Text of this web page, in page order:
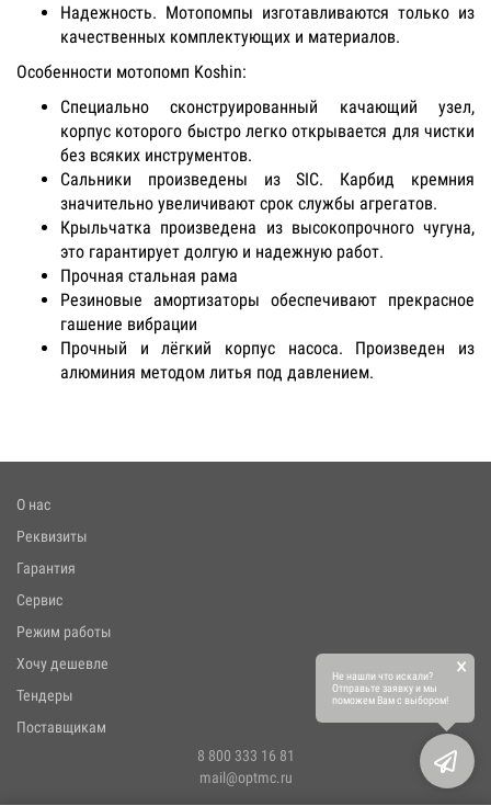
Надежность. Мотопомпы изготавливаются только из
качественных комплектующих и материалов.
Особенности мотопомп Koshin:
Специально сконструированный качающий узел,
корпус которого быстро легко открывается для чистки
без всяких инструментов.
Сальники произведены из SIC. Карбид кремния
значительно увеличивают срок службы агрегатов.
Крыльчатка произведена из высокопрочного чугуна,
это гарантирует долгую и надежную работ.
Прочная стальная рама
Резиновые амортизаторы обеспечивают прекрасное
гашение вибрации
Прочный и лёгкий корпус насоса. Произведен из
алюминия методом литья под давлением.
О нас
Реквизиты
Гарантия
Сервис
Режим работы
Хочу дешевле
Тендеры
Поставщикам
8 800 333 16 81
mail@optmc.ru
Не нашли что искали?
Отправьте заявку и мы
поможем Вам с выбором!
×